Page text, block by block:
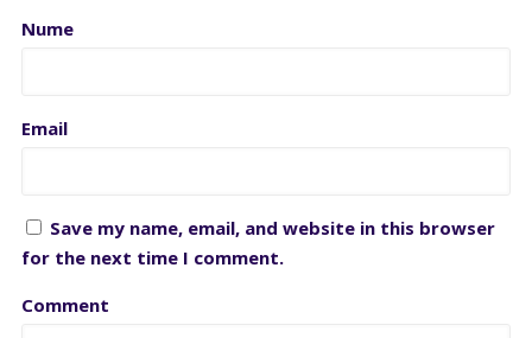
Nume
Email
Save my name, email, and website in this browser
for the next time I comment.
Comment